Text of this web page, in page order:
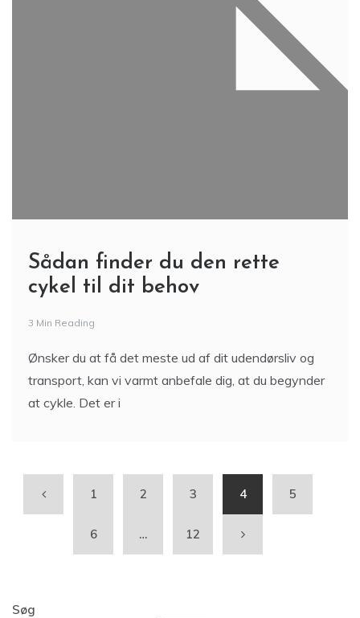
Sådan finder du den rette
cykel til dit behov
3 Min Reading
Ønsker du at få det meste ud af dit udendørsliv og
transport, kan vi varmt anbefale dig, at du begynder
at cykle. Det er i
1 2 3 4 5
6 … 12
Søg